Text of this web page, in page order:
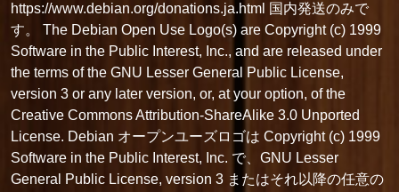
https://www.debian.org/donations.ja.html 国内発送のみで
す。 The Debian Open Use Logo(s) are Copyright (c) 1999
Software in the Public Interest, Inc., and are released under
the terms of the GNU Lesser General Public License,
version 3 or any later version, or, at your option, of the
Creative Commons Attribution-ShareAlike 3.0 Unported
License. Debian オープンユーズロゴは Copyright (c) 1999
Software in the Public Interest, Inc. で、GNU Lesser
General Public License, version 3 またはそれ以降の任意の